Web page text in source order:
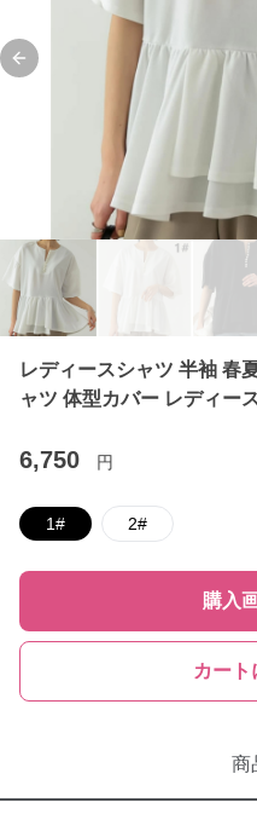
Previous slide
レディースシャツ 半袖 春
ャツ 体型カバー レディー
6,750 円
1# 2#
購入
カート
商